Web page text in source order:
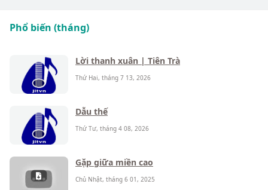
Phổ biến (tháng)
Lời thanh xuân | Tiên Trà
Thứ Hai, tháng 7 13, 2026
Dẫu thế
Thứ Tư, tháng 4 08, 2026
Gặp giữa miền cao
Chủ Nhật, tháng 6 01, 2025